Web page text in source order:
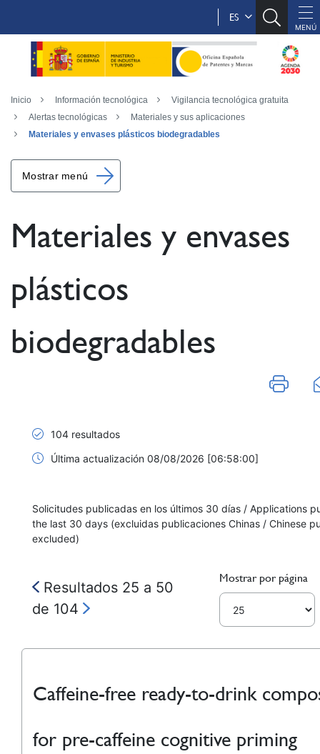
ES
Inicio Información tecnológica
Vigilancia tecnológica gratuita
Alertas tecnológicas
Materiales y sus aplicaciones
Materiales y envases plásticos biodegradables
Mostrar menú
Materiales y envases
plásticos
biodegradables
104 resultados
Última actualización 08/08/2026 [06:58:00]
Solicitudes publicadas en los últimos 30 días / Applications
the last 30 days (excluidas publicaciones Chinas / Chinese
excluded)
Resultados 25 a 50
de 104
Mostrar por página
Caffeine-free ready-to-drink
for pre-caffeine cognitive priming